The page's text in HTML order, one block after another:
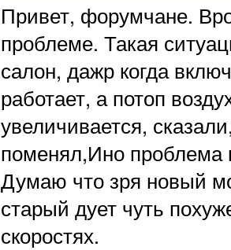
Привет, форумчане.
проблеме. Такая
салон, дажр когда
работает, а потоп
увеличивается,
поменял,Ино
Думаю что зря новый
старый дует чуть
скоростях.